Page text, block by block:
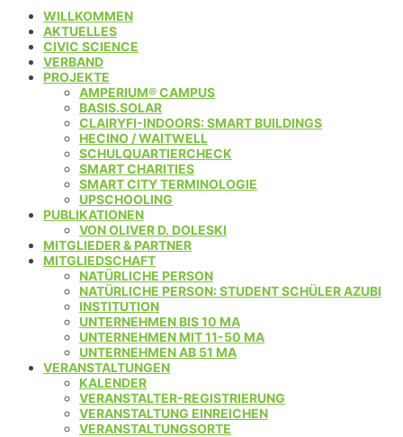
WILLKOMMEN
AKTUELLES
CIVIC SCIENCE
VERBAND
PROJEKTE
AMPERIUM® CAMPUS
BASIS.SOLAR
CLAIRYFI-INDOORS: SMART BUILDINGS
HECINO / WAITWELL
SCHULQUARTIERCHECK
SMART CHARITIES
SMART CITY TERMINOLOGIE
UPSCHOOLING
PUBLIKATIONEN
VON OLIVER D. DOLESKI
MITGLIEDER & PARTNER
MITGLIEDSCHAFT
NATÜRLICHE PERSON
NATÜRLICHE PERSON: STUDENT SCHÜLER AZUBI
INSTITUTION
UNTERNEHMEN BIS 10 MA
UNTERNEHMEN MIT 11-50 MA
UNTERNEHMEN AB 51 MA
VERANSTALTUNGEN
KALENDER
VERANSTALTER-REGISTRIERUNG
VERANSTALTUNG EINREICHEN
VERANSTALTUNGSORTE